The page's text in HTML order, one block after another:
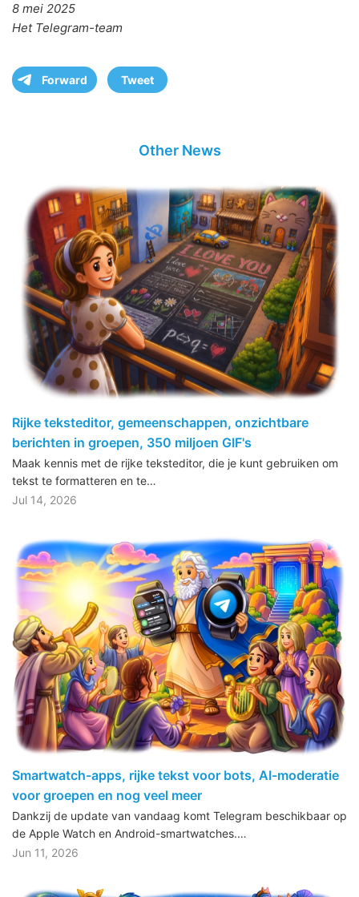
8 mei 2025
Het Telegram-team
Forward Tweet
Other News
Rijke teksteditor, gemeenschappen, onzichtbare
berichten in groepen, 350 miljoen GIF's
Maak kennis met de rijke teksteditor, die je kunt gebruiken om
tekst te formatteren en te…
Jul 14, 2026
Smartwatch-apps, rijke tekst voor bots, AI-moderatie
voor groepen en nog veel meer
Dankzij de update van vandaag komt Telegram beschikbaar op
de Apple Watch en Android-smartwatches.…
Jun 11, 2026